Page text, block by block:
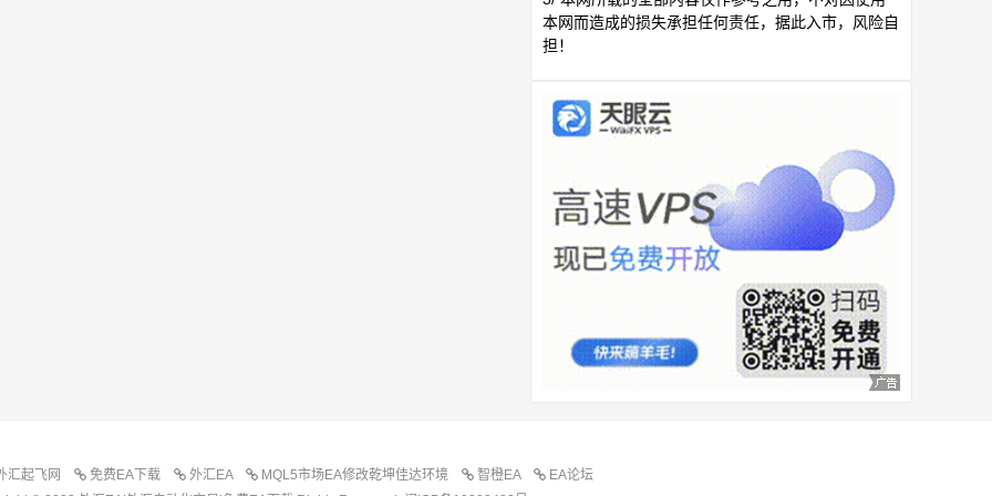
本网而造成的损失承担任何责任，据此入市，风险自
担！
汇起飞网 免费EA下载 外汇EA MQL5市场EA修改乾坤佳达环境 智橙EA
EA论坛